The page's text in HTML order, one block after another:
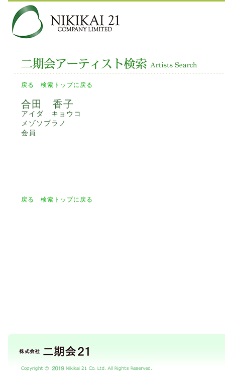
戻る 検索トップに戻る
合田 香子
アイダ キョウコ
メゾソプラノ
会員
戻る 検索トップに戻る